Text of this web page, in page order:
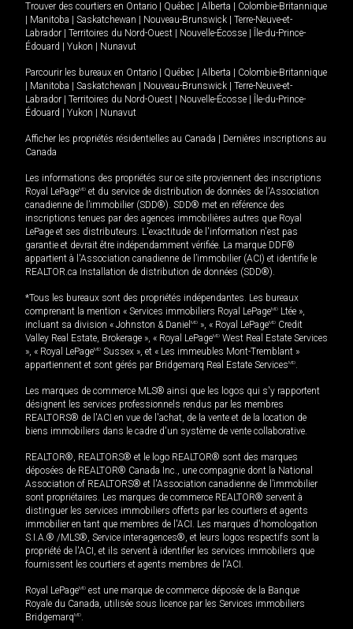
Trouver des courtiers en Ontario Québec Alberta
Colombie-Britannique
Manitoba Saskatchewan Nouveau-Brunswick
Terre-Neuve-et-
Labrador
Territoires du Nord-Ouest Nouvelle-Écosse
Île-du-Prince-
Édouard
Yukon Nunavut
Parcourir les bureaux en Ontario Québec Alberta
Colombie-Britannique
Manitoba Saskatchewan Nouveau-Brunswick
Terre-Neuve-et-
Labrador
Territoires du Nord-Ouest Nouvelle-Écosse
Île-du-Prince-
Édouard
Yukon Nunavut
Afficher les propriétés résidentielles au Canada
Dernières inscriptions au
Canada
Les informations des propriétés sur ce site proviennent des inscriptions
Royal LePageMD et du service de distribution de données de l'Association
canadienne de l’immobilier (SDD®). SDD® met en référence des
inscriptions tenues par des agences immobilières autres que Royal
LePage et ses distributeurs. L'exactitude de l'information n'est pas
garantie et devrait être indépendamment vérifiée. La marque DDF®
appartient à l'Association canadienne de l’immobilier (ACI) et identifie le
REALTOR.ca Installation de distribution de données (SDD®).
*Tous les bureaux sont des propriétés indépendantes. Les bureaux
comprenant la mention « Services immobiliers Royal LePageMD Ltée »,
incluant sa division « Johnston & Daniel MD », « Royal LePageMD Credit
Valley Real Estate, Brokerage », « Royal LePageMD West Real Estate Services
», « Royal LePageMD Sussex », et « Les immeubles Mont-Tremblant »
appartiennent et sont gérés par Bridgemarq Real Estate ServicesMD.
Les marques de commerce MLS® ainsi que les logos qui s'y rapportent
désignent les services professionnels rendus par les membres
REALTORS® de l'ACI en vue de l'achat, de la vente et de la location de
biens immobiliers dans le cadre d'un système de vente collaborative.
REALTOR®, REALTORS® et le logo REALTOR® sont des marques
déposées de REALTOR® Canada Inc., une compagnie dont la National
Association of REALTORS® et l'Association canadienne de l’immobilier
sont propriétaires. Les marques de commerce REALTOR® servent à
distinguer les services immobiliers offerts par les courtiers et agents
immobilier en tant que membres de l'ACI. Les marques d'homologation
S.I.A.® /MLS®, Service inter-agences®, et leurs logos respectifs sont la
propriété de l'ACI, et ils servent à identifier les services immobiliers que
fournissent les courtiers et agents membres de l'ACI.
Royal LePageMD est une marque de commerce déposée de la Banque
Royale du Canada, utilisée sous licence par les Services immobiliers
BridgemarqMD.